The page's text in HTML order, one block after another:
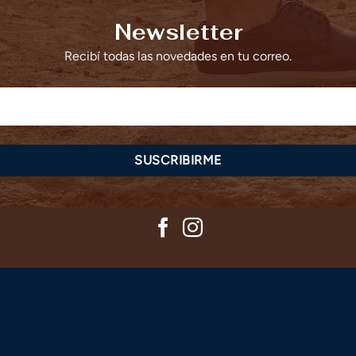
Newsletter
Recibí todas las novedades en tu correo.
SUSCRIBIRME